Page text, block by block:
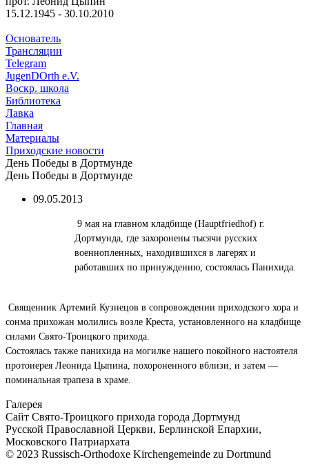
15.12.1945 - 30.10.2010
Основатель
Трансляции
Telegram
JugenDOrth e.V.
Воскр. школа
Библиотека
Лавка
Главная
Материалы
Приходские новости
День Победы в Дортмунде
День Победы в Дортмунде
09.05.2013
9 мая на главном кладбище (Hauptfriedhof) г.
Дортмунда, где захоронены тысячи русских
военнопленных, находившихся в лагерях и
работавших по принуждению, состоялась Панихида.
Священник Артемий Кузнецов в сопровождении приходского хора и
сонма прихожан молились возле Креста, установленного на кладбище
силами Свято-Троицкого прихода.
Состоялась также панихида на могилке нашего покойного настоятеля
протоиерея Леонида Цыпина, похороненного вблизи, и затем —
поминальная трапеза в храме.
Галерея
Сайт Свято-Троицкого прихода города Дортмунд
Русской Православной Церкви, Берлинской Епархии,
Московского Патриархата
© 2023 Russisch-Orthodoxe Kirchengemeinde zu Dortmund